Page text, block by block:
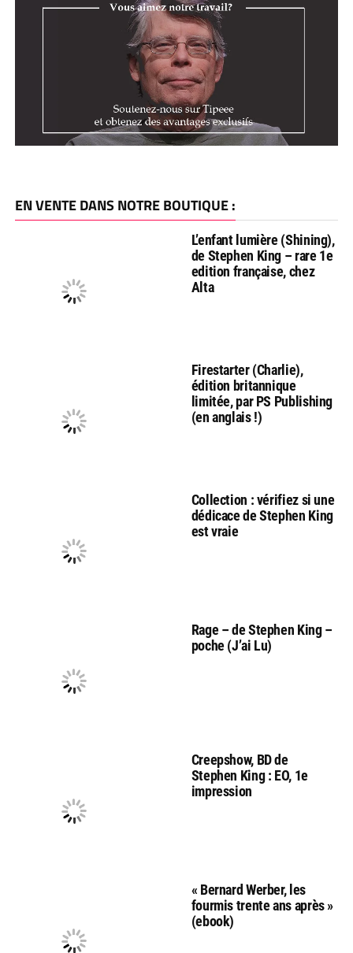
EN VENTE DANS NOTRE BOUTIQUE :
L’enfant lumière (Shining),
de Stephen King – rare 1e
edition française, chez
Alta
Firestarter (Charlie),
édition britannique
limitée, par PS Publishing
(en anglais !)
Collection : vérifiez si une
dédicace de Stephen King
est vraie
Rage – de Stephen King –
poche (J’ai Lu)
Creepshow, BD de
Stephen King : EO, 1e
impression
« Bernard Werber, les
fourmis trente ans après »
(ebook)